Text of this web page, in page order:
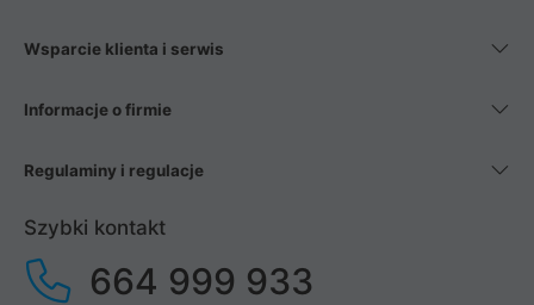
Wsparcie klienta i serwis
Informacje o firmie
Regulaminy i regulacje
Szybki kontakt
664 999 933